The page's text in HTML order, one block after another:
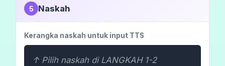
5 Naskah
Kerangka naskah untuk input TTS
↑ Pilih naskah di LANGKAH 1-2